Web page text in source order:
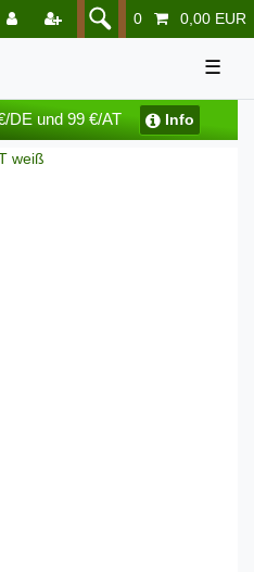
0 0,00 EUR
☰
DE und 99 €/AT Info